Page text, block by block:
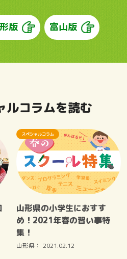
版 富山版
ルコラムを読む
山形県の小学生におすす
め！2021年春の習い事特
集！
山形県： 2021.02.12
スペシャルコラム